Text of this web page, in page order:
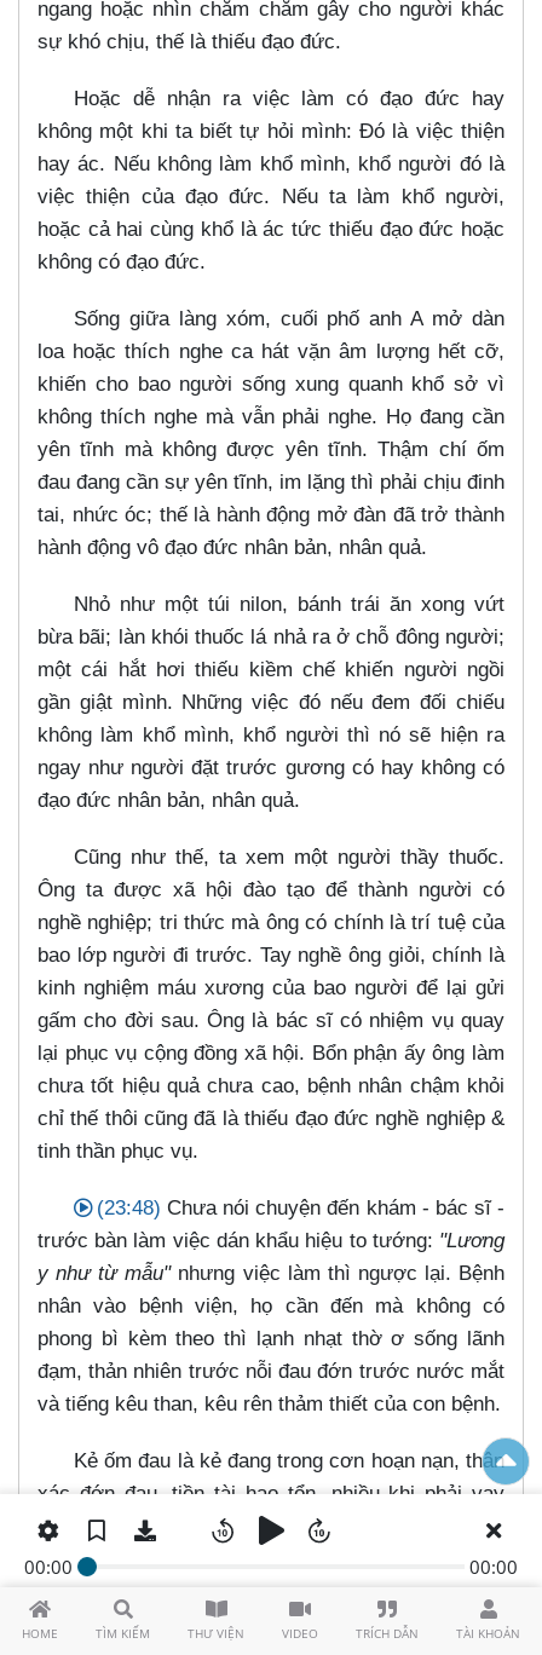
HOME TÌM KIẾM THƯ VIỆN VIDEO TRÍCH DẪN TÀI KHOẢN
00:00 00:00
ngang hoặc nhìn chằm chằm gây cho người khác
sự khó chịu, thế là thiếu đạo đức.
Hoặc dễ nhận ra việc làm có đạo đức hay
không một khi ta biết tự hỏi mình: Đó là việc thiện
hay ác. Nếu không làm khổ mình, khổ người đó là
việc thiện của đạo đức. Nếu ta làm khổ người,
hoặc cả hai cùng khổ là ác tức thiếu đạo đức hoặc
không có đạo đức.
Sống giữa làng xóm, cuối phố anh A mở dàn
loa hoặc thích nghe ca hát vặn âm lượng hết cỡ,
khiến cho bao người sống xung quanh khổ sở vì
không thích nghe mà vẫn phải nghe. Họ đang cần
yên tĩnh mà không được yên tĩnh. Thậm chí ốm
đau đang cần sự yên tĩnh, im lặng thì phải chịu đinh
tai, nhức óc; thế là hành động mở đàn đã trở thành
hành động vô đạo đức nhân bản, nhân quả.
Nhỏ như một túi nilon, bánh trái ăn xong vứt
bừa bãi; làn khói thuốc lá nhả ra ở chỗ đông người;
một cái hắt hơi thiếu kiềm chế khiến người ngồi
gần giật mình. Những việc đó nếu đem đối chiếu
không làm khổ mình, khổ người thì nó sẽ hiện ra
ngay như người đặt trước gương có hay không có
đạo đức nhân bản, nhân quả.
Cũng như thế, ta xem một người thầy thuốc.
Ông ta được xã hội đào tạo để thành người có
nghề nghiệp; tri thức mà ông có chính là trí tuệ của
bao lớp người đi trước. Tay nghề ông giỏi, chính là
kinh nghiệm máu xương của bao người để lại gửi
gấm cho đời sau. Ông là bác sĩ có nhiệm vụ quay
lại phục vụ cộng đồng xã hội. Bổn phận ấy ông làm
chưa tốt hiệu quả chưa cao, bệnh nhân chậm khỏi
chỉ thế thôi cũng đã là thiếu đạo đức nghề nghiệp &
tinh thần phục vụ.
(23:48) Chưa nói chuyện đến khám - bác sĩ -
trước bàn làm việc dán khẩu hiệu to tướng: "Lương
y như từ mẫu"nhưng việc làm thì ngược lại. Bệnh
nhân vào bệnh viện, họ cần đến mà không có
phong bì kèm theo thì lạnh nhạt thờ ơ sống lãnh
đạm, thản nhiên trước nỗi đau đớn trước nước mắt
và tiếng kêu than, kêu rên thảm thiết của con bệnh.
Kẻ ốm đau là kẻ đang trong cơn hoạn nạn, thân
xác đớn đau, tiền tài hao tổn, nhiều khi phải vay
mượn nợ lãi trước cái chết rập rình, đe dọa trong
lo âu, buồn khổ. Lúc ấy con người mới cần, mới
khát khao tình thương như đàn voi con khát nước